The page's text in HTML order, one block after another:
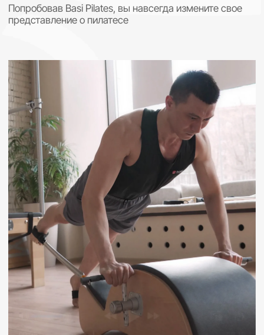
Контакты
ИП Сиротопова Мария Сергеевна
ИНН 631927512020
BASI Pilates Russia– международная школа
пилатеса в Москве с мировыми стандартами
обучения и практики
© 2025 BASI Pilates Russia
Публичная оферта (общая)
Согласие на обработку персональных данных
Политика конфиденциальности
г. Москва, 1-й Смоленский переулок 21
+7 (903) 151-80-61
basipilatesmoscow@gmail.com